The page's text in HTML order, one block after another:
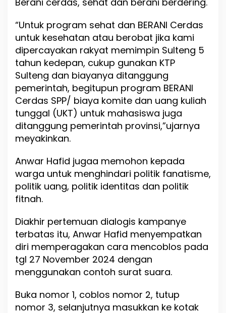
“Untuk program sehat dan BERANI Cerdas
untuk kesehatan atau berobat jika kami
dipercayakan rakyat memimpin Sulteng 5
tahun kedepan, cukup gunakan KTP
Sulteng dan biayanya ditanggung
pemerintah, begitupun program BERANI
Cerdas SPP/ biaya komite dan uang kuliah
tunggal (UKT) untuk mahasiswa juga
ditanggung pemerintah provinsi,”ujarnya
meyakinkan.
Anwar Hafid jugaa memohon kepada
warga untuk menghindari politik fanatisme,
politik uang, politik identitas dan politik
fitnah.
Diakhir pertemuan dialogis kampanye
terbatas itu, Anwar Hafid menyempatkan
diri memperagakan cara mencoblos pada
tgl 27 November 2024 dengan
menggunakan contoh surat suara.
Buka nomor 1, coblos nomor 2, tutup
nomor 3, selanjutnya masukkan ke kotak